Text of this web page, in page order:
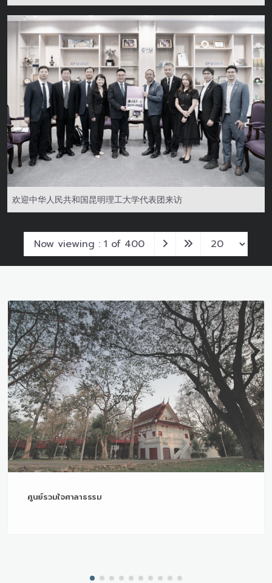
欢迎中华人民共和国昆明理工大学代表团来访
Now viewing : 1 of 400
ศูนย์รวมใจศาลาธรรม